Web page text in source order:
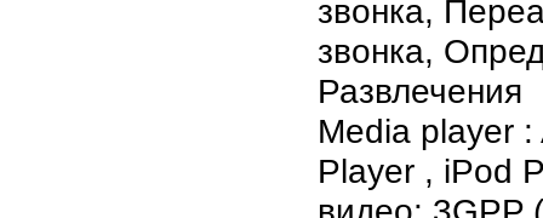
звонка,
звонка,
Развлечения
Media player
Player , iPod